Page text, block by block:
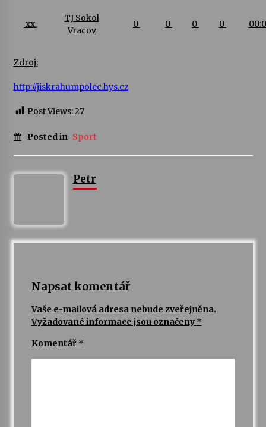
xx.
TJ Sokol
Vracov
0 0 0 0
Zdroj:
http://jiskrahumpolec.hys.cz
Post Views:27
Posted in Sport
Petr
Napsat komentář
Vaše e-mailová adresa nebude zveřejněna.
Vyžadované informace jsou označeny *
Komentář *